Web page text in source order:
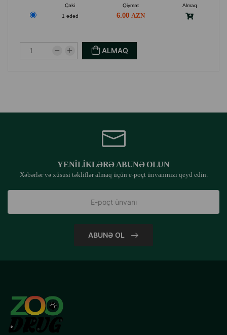
Çəki Qiymət
Almaq
1 ədəd
6.00
ALMAQ
YENILIKLƏRƏ ABUNƏ OLUN
Xəbərlər və xüsusi təkliflər almaq üçün e-poçt ünvanınızı qeyd edin.
ABUNƏ OL